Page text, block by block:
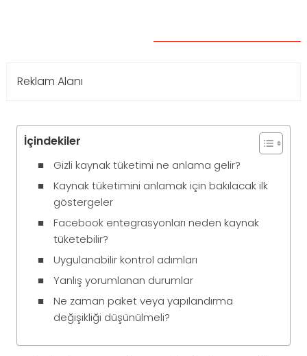
Reklam Alanı
İçindekiler
Gizli kaynak tüketimi ne anlama gelir?
Kaynak tüketimini anlamak için bakılacak ilk
göstergeler
Facebook entegrasyonları neden kaynak
tüketebilir?
Uygulanabilir kontrol adımları
Yanlış yorumlanan durumlar
Ne zaman paket veya yapılandırma
değişikliği düşünülmeli?